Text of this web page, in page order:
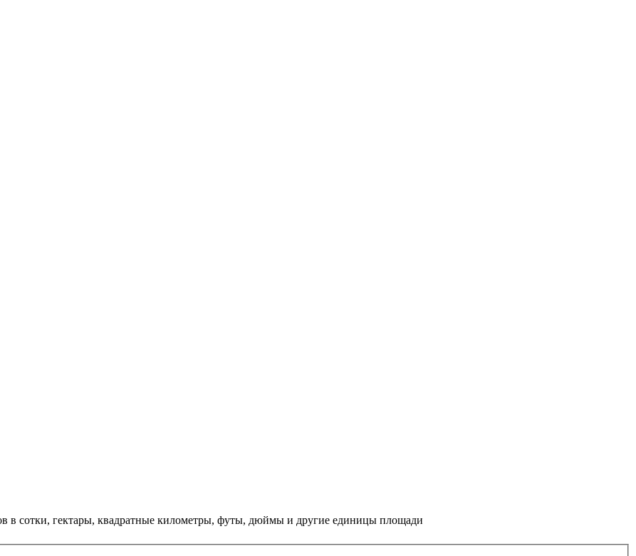
в сотки, гектары, квадратные километры, футы, дюймы и другие единицы площади